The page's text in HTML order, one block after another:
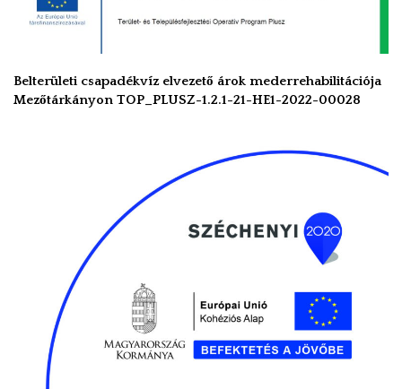
Belterületi csapadékvíz elvezető árok mederrehabilitációja
Mezőtárkányon TOP_PLUSZ-1.2.1-21-HE1-2022-00028